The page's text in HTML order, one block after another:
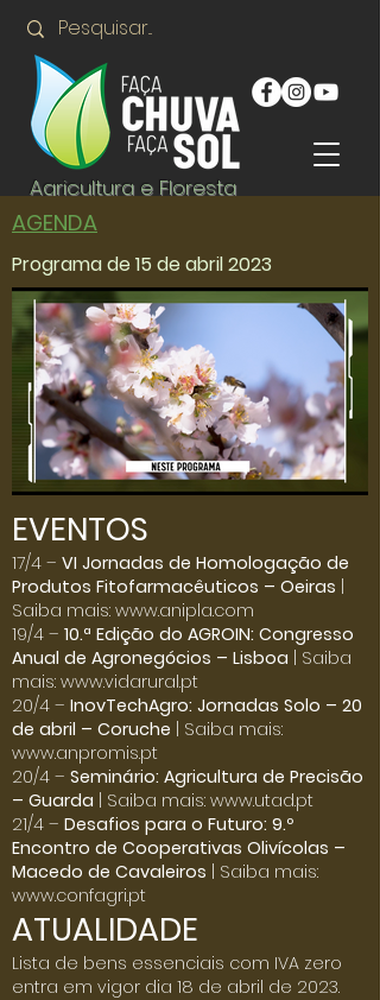
Agricultura e Floresta
AGENDA
Programa de 15 de abril 2023
Click here
EVENTOS
17/4 – VI Jornadas de Homologação de
Produtos Fitofarmacêuticos – Oeiras
Saiba mais: www.anipla.com
19/4 – 10.ª Edição do AGROIN: Congresso
Anual de Agronegócios – Lisboa
| Saiba
mais: www.vidarural.pt
20/4 – InovTechAgro: Jornadas Solo – 20
de abril – Coruche | Saiba mais:
www.anpromis.pt
20/4 – Seminário: Agricultura de Precisão
– Guarda
| Saiba mais: www.utad.pt
21/4 – Desafios para o Futuro: 9.º
Encontro de Cooperativas Olivícolas –
Macedo de Cavaleiros
| Saiba mais:
www.confagri.pt
ATUALIDADE
Lista de bens essenciais com IVA zero
entra em vigor dia 18 de abril de 2023.